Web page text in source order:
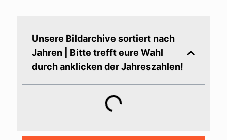
Unsere Bildarchive sortiert nach
Jahren | Bitte trefft eure Wahl
durch anklicken der Jahreszahlen!